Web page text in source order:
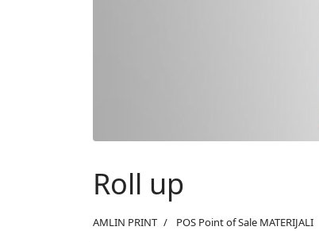
Roll up
AMLIN PRINT POS Point of Sale MATERIJALI